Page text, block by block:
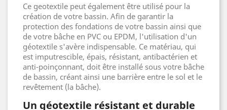
Ce geotextile peut également être utilisé pour la
création de votre bassin. Afin de garantir la
protection des fondations de votre bassin ainsi que
de votre bâche en PVC ou EPDM, l'utilisation d'un
géotextile s'avère indispensable. Ce matériau, qui
est imputrescible, épais, résistant, antibactérien et
anti-poinçonnant, doit être installé sous votre bâche
de bassin, créant ainsi une barrière entre le sol et le
revêtement (la bâche).
Un géotextile résistant et durable